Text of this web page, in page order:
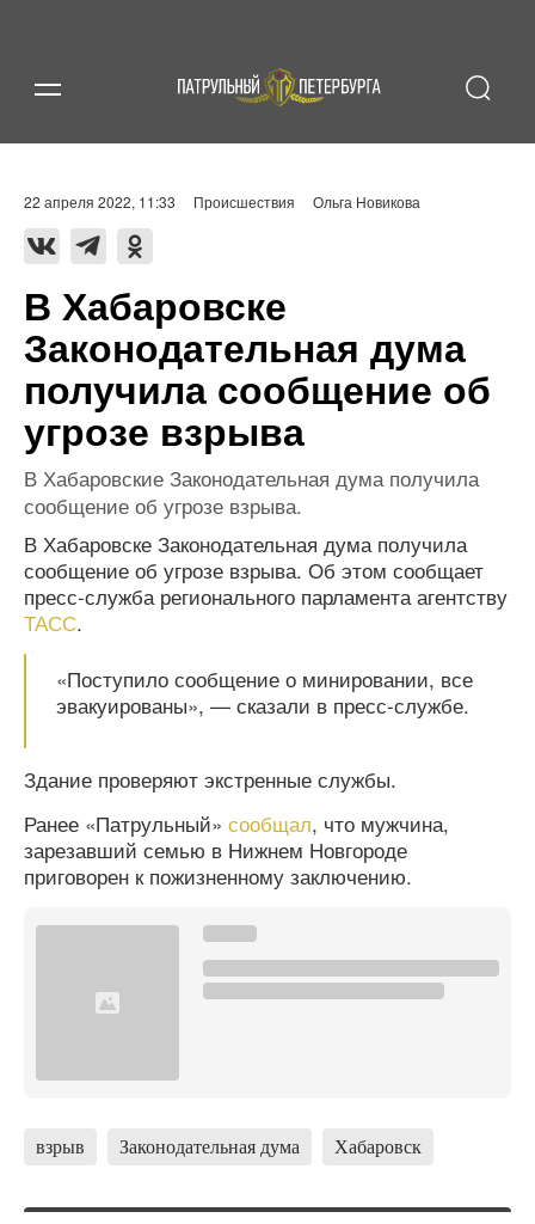
22 апреля 2022, 11:33 Происшествия Ольга Новикова
В Хабаровске
Законодательная дума
получила сообщение об
угрозе взрыва
В Хабаровские Законодательная дума получила
сообщение об угрозе взрыва.
В Хабаровске Законодательная дума получила
сообщение об угрозе взрыва. Об этом сообщает
пресс-служба регионального парламента агентству
ТАСС.
«Поступило сообщение о минировании, все
эвакуированы», — сказали в пресс-службе.
Здание проверяют экстренные службы.
Ранее «Патрульный» сообщал, что мужчина,
зарезавший семью в Нижнем Новгороде
приговорен к пожизненному заключению.
взрыв Законодательная дума Хабаровск